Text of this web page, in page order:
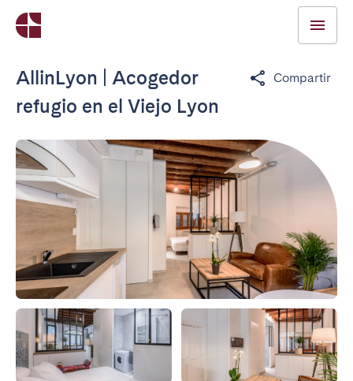
AllinLyon | Acogedor
refugio en el Viejo Lyon
Compartir